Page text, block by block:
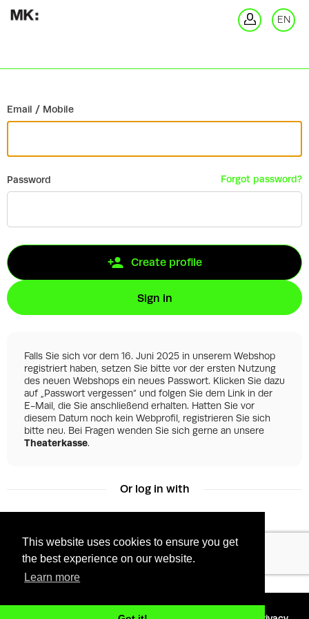
This website uses cookies to ensure you get
the best experience on our website.
Learn more
EN
Email / Mobile
Password Forgot password?
Create profile
Sign in
Falls Sie sich vor dem 16. Juni 2025 in unserem Webshop
registriert haben, setzen Sie bitte vor der ersten Nutzung
des neuen Webshops ein neues Passwort. Klicken Sie dazu
auf „Passwort vergessen“ und folgen Sie dem Link in der
E-Mail, die Sie anschließend erhalten. Hatten Sie vor
diesem Datum noch kein Webprofil, registrieren Sie sich
bitte neu. Bei Fragen wenden Sie sich gerne an unsere
Theaterkasse.
Or log in with
Facebook